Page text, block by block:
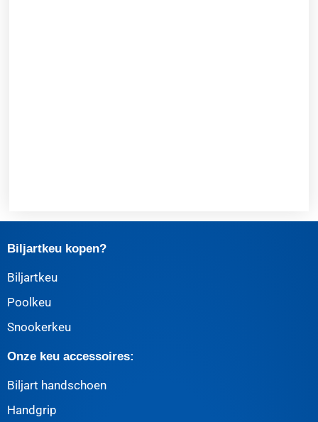
Biljartkeu kopen?
Biljartkeu
Poolkeu
Snookerkeu
Onze keu accessoires:
Biljart handschoen
Handgrip